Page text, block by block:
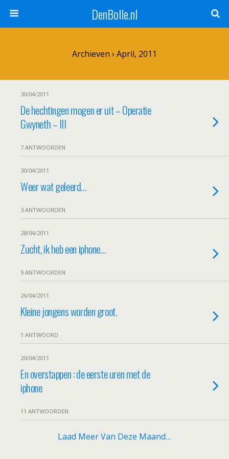
DenBolle.nl
Archieven › April, 2011
30/04/2011
De hechtingen mogen er uit – Operatie
Gwyneth – III
7 ANTWOORDEN
30/04/2011
Weer wat geleerd…
3 ANTWOORDEN
28/04/2011
Zucht, ik heb een iphone…
9 ANTWOORDEN
26/04/2011
Kleine jongens worden groot.
1 ANTWOORD
20/04/2011
En overstappen : de eerste uren met de
iphone
11 ANTWOORDEN
Laad Meer Van Deze Maand…